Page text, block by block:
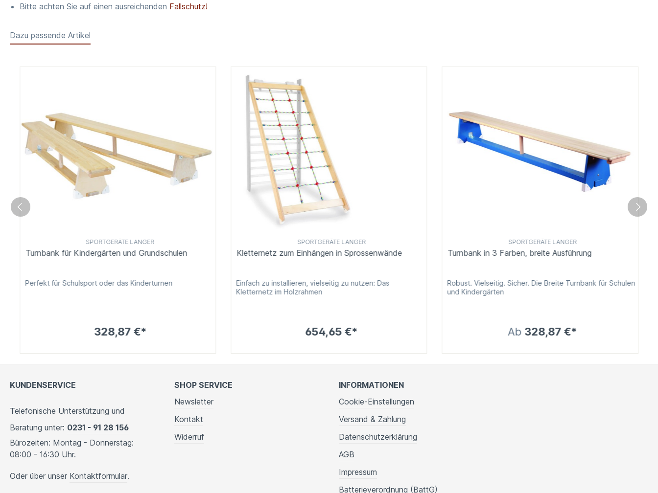
Bitte achten Sie auf einen ausreichenden Fallschutz!
Dazu passende Artikel
SPORTGERÄTE LANGER
Turnbank für Kindergärten und Grundschulen
Perfekt für Schulsport oder das Kinderturnen
328,87 €*
SPORTGERÄTE LANGER
Kletternetz zum Einhängen in Sprossenwände
Einfach zu installieren, vielseitig zu nutzen: Das
Kletternetz im Holzrahmen
654,65 €*
SPORTGERÄTE LANGER
Turnbank in 3 Farben, breite Ausführung
Robust. Vielseitig. Sicher. Die Breite Turnbank für Schulen
und Kindergärten
Ab 328,87 €*
KUNDENSERVICE
Telefonische Unterstützung und
Beratung unter: 0231 - 91 28 156
Bürozeiten: Montag - Donnerstag:
08:00 - 16:30 Uhr.
Oder über unser Kontaktformular.
SHOP SERVICE
Newsletter
Kontakt
Widerruf
INFORMATIONEN
Cookie-Einstellungen
Versand & Zahlung
Datenschutzerklärung
AGB
Impressum
Batterieverordnung (BattG)